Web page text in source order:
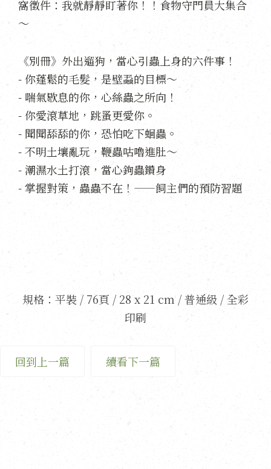
窩徵件：我就靜靜盯著你！！食物守門員大集合
～
《別冊》外出遛狗，當心引蟲上身的六件事！
- 你蓬鬆的毛髮，是壁蝨的目標～
- 喘氣歇息的你，心絲蟲之所向！
- 你愛滾草地，跳蚤更愛你。
- 聞聞舔舔的你，恐怕吃下蛔蟲。
- 不明土壤亂玩，鞭蟲咕嚕進肚～
- 潮濕水土打滾，當心鉤蟲鑽身
- 掌握對策，蟲蟲不在！——飼主們的預防習題
規格：平裝 / 76頁 / 28 x 21 cm / 普通級 / 全彩
印刷
回到上一篇 續看下一篇